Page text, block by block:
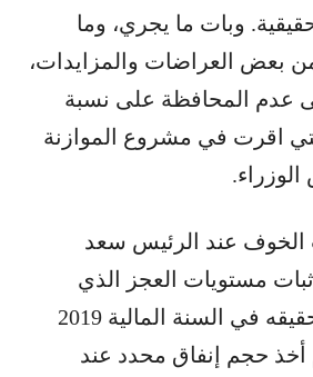
وبات ما يجري، وما
بعض العراضات والمزايدات،
عدم المحافظة على نسبة
اقرت في مشروع الموازنة
الخوف عند الرئيس سعد
مستويات العجز الذي
تعهدت الحكومة تحقيقه في السنة المالية 2019
وعدم أخذ حجم إنفاق محدد عند